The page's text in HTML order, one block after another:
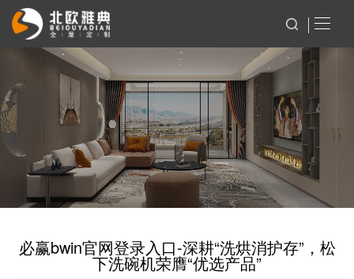
必赢bwin官网登录入口-深耕“洗烘消护存”，松
下洗碗机荣膺“优选产品”